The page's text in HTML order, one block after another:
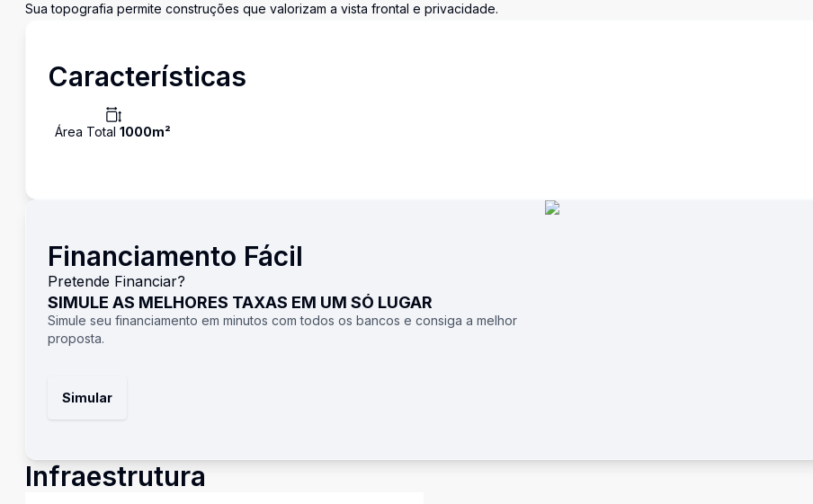
Sua topografia permite construções que valorizam a vista frontal e privacidade.
Características
Área Total 1000m²
Financiamento Fácil
Pretende Financiar?
SIMULE AS MELHORES TAXAS EM UM SÓ LUGAR
Simule seu financiamento em minutos com todos os bancos e consiga a melhor
proposta.
Simular
Infraestrutura